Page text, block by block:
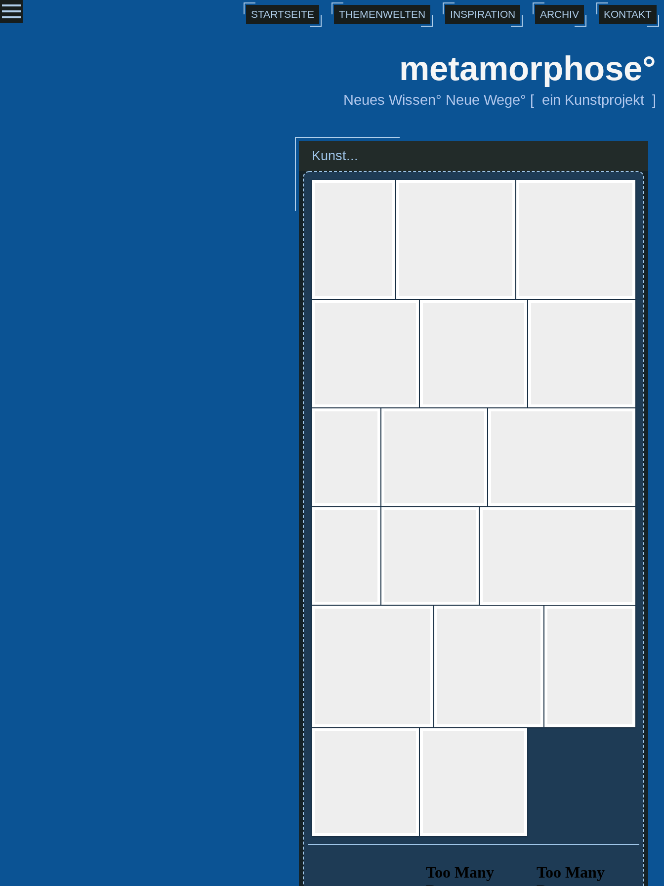
STARTSEITE THEMENWELTEN INSPIRATION ARCHIV KONTAKT
metamorphose°
Neues Wissen° Neue Wege° [ ein Kunstprojekt ]
Kunst...